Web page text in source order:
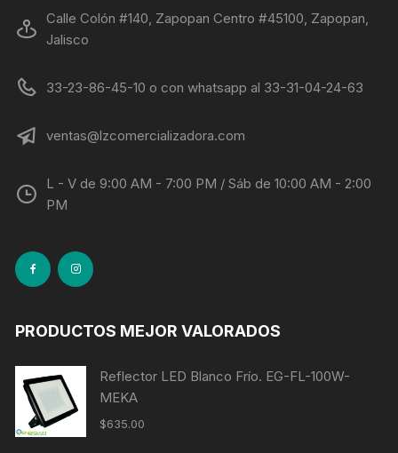
Calle Colón #140, Zapopan Centro #45100, Zapopan,
Jalisco
33-23-86-45-10 o con whatsapp al 33-31-04-24-63
ventas@lzcomercializadora.com
L - V de 9:00 AM - 7:00 PM / Sáb de 10:00 AM - 2:00
PM
PRODUCTOS MEJOR VALORADOS
Reflector LED Blanco Frío. EG-FL-100W-
MEKA
$635.00